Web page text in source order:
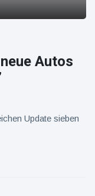
Autos
Update sieben